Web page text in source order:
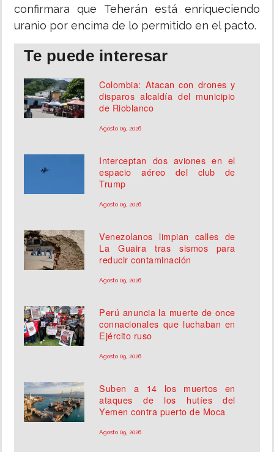
confirmara que Teherán está enriqueciendo
uranio por encima de lo permitido en el pacto.
Te puede interesar
Colombia: Atacan con drones y
disparos alcaldía del municipio
de Rioblanco
Agosto 09, 2026
Interceptan dos aviones en el
espacio aéreo del club de
Trump
Agosto 09, 2026
Venezolanos limpian calles de
La Guaira tras sismos para
reducir contaminación
Agosto 09, 2026
Perú anuncia la muerte de once
connacionales que luchaban en
Ejército ruso
Agosto 09, 2026
Suben a 14 los muertos en
ataques de los hutíes del
Yemen contra puerto de Moca
Agosto 09, 2026